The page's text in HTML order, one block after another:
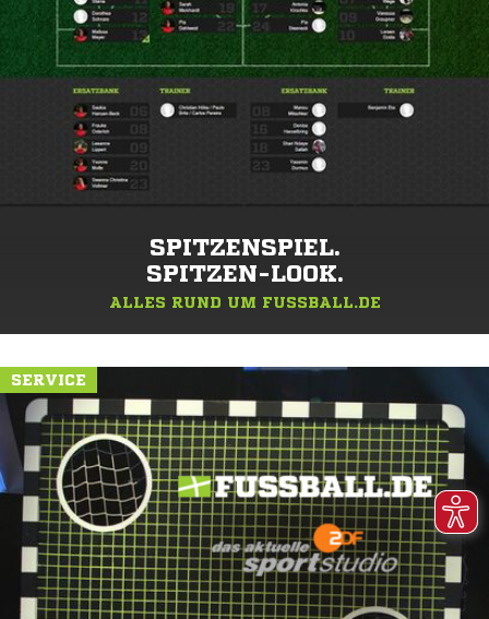
SPITZENSPIEL.
SPITZEN-LOOK.
ALLES RUND UM FUSSBALL.DE
SERVICE